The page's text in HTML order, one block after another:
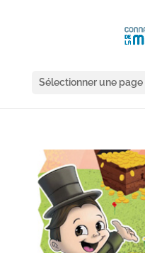
Sélectionner une page